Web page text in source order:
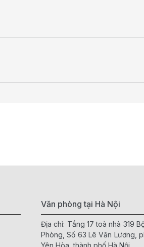
Văn phòng tại Hà Nội
Địa chỉ: Tầng 17 toà nhà 319
Phòng, Số 63 Lê Văn Lương,
Yên Hòa, thành phố Hà Nội